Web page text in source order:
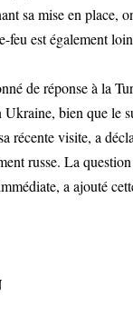
sa mise en place,
feu est également
de réponse à la
Ukraine, bien que le
récente visite, a
russe. La question
a ajouté